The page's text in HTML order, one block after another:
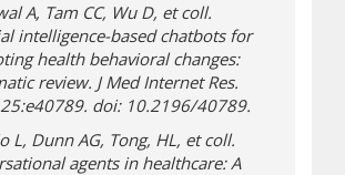
A, Tam CC, Wu D, et coll.
intelligence-based chatbots for
health behavioral changes:
review. J Med Internet Res.
doi: 10.2196/40789.
L, Dunn AG, Tong, HL, et coll.
agents in healthcare: A